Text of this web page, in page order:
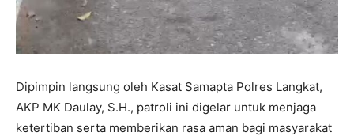
Dipimpin langsung oleh Kasat Samapta Polres Langkat,
AKP MK Daulay, S.H., patroli ini digelar untuk menjaga
ketertiban serta memberikan rasa aman bagi masyarakat